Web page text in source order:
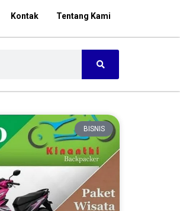
Kontak
Tentang Kami
BISNIS